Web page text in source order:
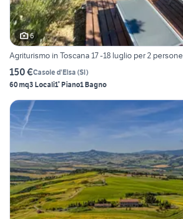
6
Agriturismo in Toscana 17 -18 luglio per 2 persone
150 €Casole d'Elsa (SI)
60 mq3 Locali1° Piano1 Bagno